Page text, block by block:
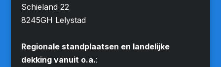
Schieland 22
8245GH Lelystad
Regionale standplaatsen en landelijke
dekking vanuit o.a.: